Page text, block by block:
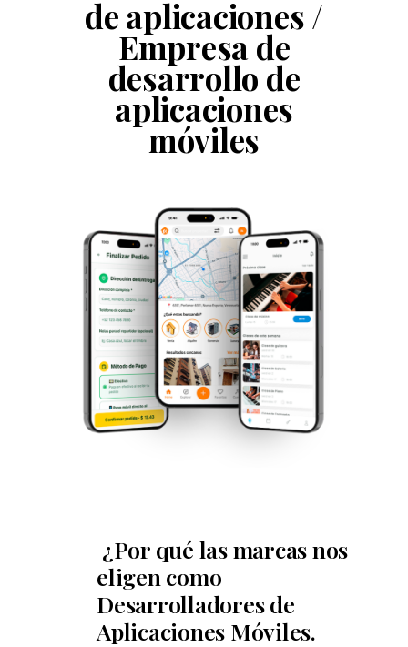
de aplicaciones/
Empresa de
desarrollo de
aplicaciones
móviles
¿Por qué las marcas nos
eligen como
Desarrolladores de
Aplicaciones Móviles.